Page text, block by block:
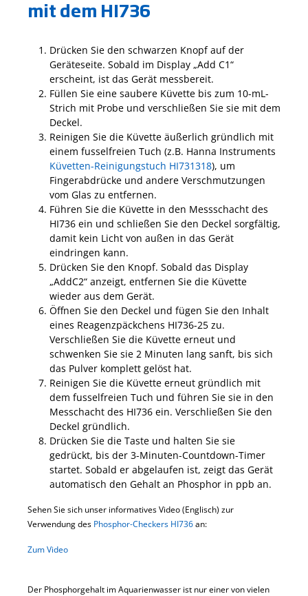
mit dem HI736
Drücken Sie den schwarzen Knopf auf der
Geräteseite. Sobald im Display „Add C1“
erscheint, ist das Gerät messbereit.
Füllen Sie eine saubere Küvette bis zum 10-mL-
Strich mit Probe und verschließen Sie sie mit dem
Deckel.
Reinigen Sie die Küvette äußerlich gründlich mit
einem fusselfreien Tuch (z.B. Hanna Instruments
Küvetten-Reinigungstuch HI731318), um
Fingerabdrücke und andere Verschmutzungen
vom Glas zu entfernen.
Führen Sie die Küvette in den Messschacht des
HI736 ein und schließen Sie den Deckel sorgfältig,
damit kein Licht von außen in das Gerät
eindringen kann.
Drücken Sie den Knopf. Sobald das Display
„AddC2“ anzeigt, entfernen Sie die Küvette
wieder aus dem Gerät.
Öffnen Sie den Deckel und fügen Sie den Inhalt
eines Reagenzpäckchens HI736-25 zu.
Verschließen Sie die Küvette erneut und
schwenken Sie sie 2 Minuten lang sanft, bis sich
das Pulver komplett gelöst hat.
Reinigen Sie die Küvette erneut gründlich mit
dem fusselfreien Tuch und führen Sie sie in den
Messchacht des HI736 ein. Verschließen Sie den
Deckel gründlich.
Drücken Sie die Taste und halten Sie sie
gedrückt, bis der 3-Minuten-Countdown-Timer
startet. Sobald er abgelaufen ist, zeigt das Gerät
automatisch den Gehalt an Phosphor in ppb an.
Sehen Sie sich unser informatives Video (Englisch) zur
Verwendung des Phosphor-Checkers HI736an:
Zum Video
Der Phosphorgehalt im Aquarienwasser ist nur einer von vielen